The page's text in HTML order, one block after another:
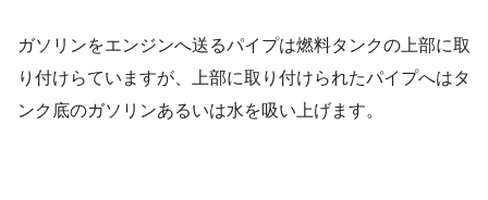
ガソリンをエンジンへ送るパイプは燃料タンクの上部に取
り付けらていますが、上部に取り付けられたパイプへはタ
ンク底のガソリンあるいは水を吸い上げます。